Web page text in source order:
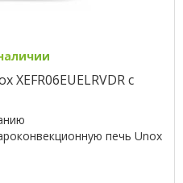
с
печь Unox